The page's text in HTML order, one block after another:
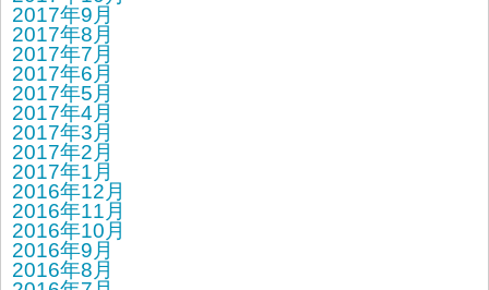
2017年9月
2017年8月
2017年7月
2017年6月
2017年5月
2017年4月
2017年3月
2017年2月
2017年1月
2016年12月
2016年11月
2016年10月
2016年9月
2016年8月